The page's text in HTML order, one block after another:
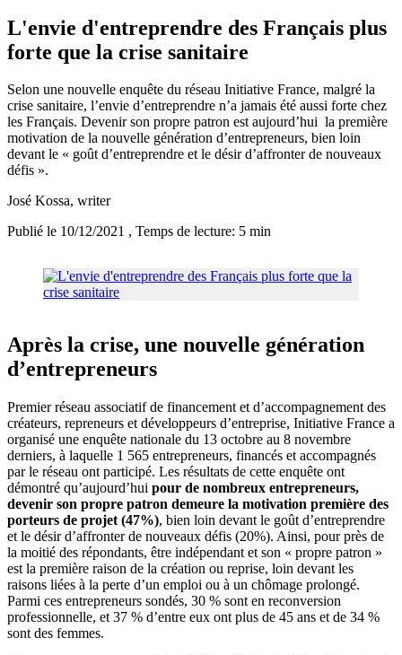
L'envie d'entreprendre des Français plus
forte que la crise sanitaire
Selon une nouvelle enquête du réseau Initiative France, malgré la
crise sanitaire, l’envie d’entreprendre n’a jamais été aussi forte chez
les Français. Devenir son propre patron est aujourd’hui la première
motivation de la nouvelle génération d’entrepreneurs, bien loin
devant le « goût d’entreprendre et le désir d’affronter de nouveaux
défis ».
José Kossa, writer
Publié le 10/12/2021 , Temps de lecture: 5 min
Après la crise, une nouvelle génération
d’entrepreneurs
Premier réseau associatif de financement et d’accompagnement des
créateurs, repreneurs et développeurs d’entreprise, Initiative France a
organisé une enquête nationale du 13 octobre au 8 novembre
derniers, à laquelle 1 565 entrepreneurs, financés et accompagnés
par le réseau ont participé. Les résultats de cette enquête ont
démontré qu’aujourd’hui pour de nombreux entrepreneurs,
devenir son propre patron demeure la motivation première des
porteurs de projet (47%), bien loin devant le goût d’entreprendre
et le désir d’affronter de nouveaux défis (20%). Ainsi, pour près de
la moitié des répondants, être indépendant et son « propre patron »
est la première raison de la création ou reprise, loin devant les
raisons liées à la perte d’un emploi ou à un chômage prolongé.
Parmi ces entrepreneurs sondés, 30 % sont en reconversion
professionnelle, et 37 % d’entre eux ont plus de 45 ans et de 34 %
sont des femmes.